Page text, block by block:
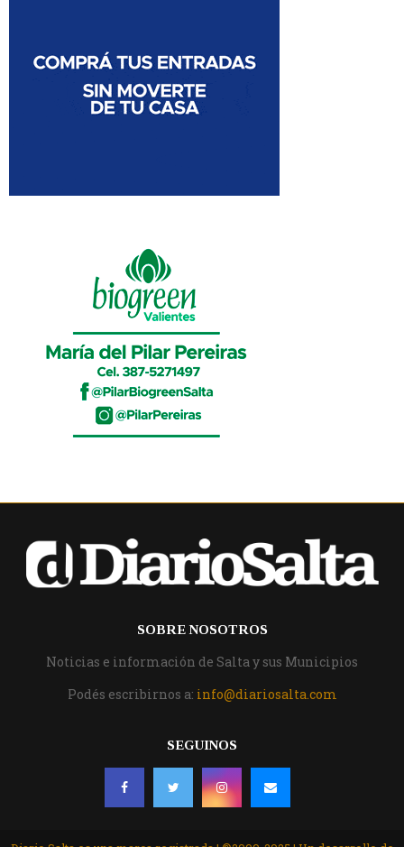
SOBRE NOSOTROS
Noticias e información de Salta y sus Municipios
Podés escribirnos a: info@diariosalta.com
SEGUINOS